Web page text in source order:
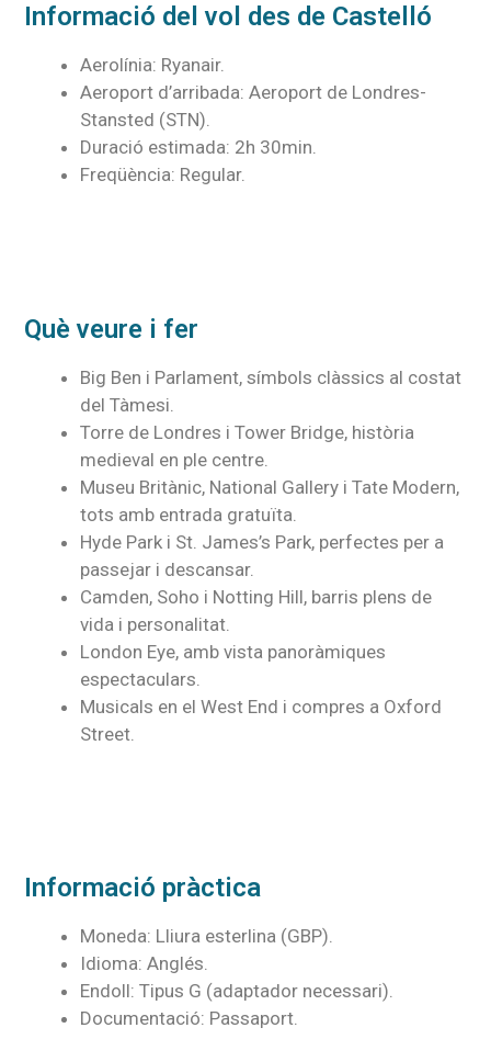
Informació del vol des de Castelló
Aerolínia: Ryanair.
Aeroport d’arribada: Aeroport de Londres-
Stansted (STN).
Duració estimada: 2h 30min.
Freqüència: Regular.
Què veure i fer
Big Ben i Parlament, símbols clàssics al costat
del Tàmesi.
Torre de Londres i Tower Bridge, història
medieval en ple centre.
Museu Britànic, National Gallery i Tate Modern,
tots amb entrada gratuïta.
Hyde Park i St. James’s Park, perfectes per a
passejar i descansar.
Camden, Soho i Notting Hill, barris plens de
vida i personalitat.
London Eye, amb vista panoràmiques
espectaculars.
Musicals en el West End i compres a Oxford
Street.
Informació pràctica
Moneda: Lliura esterlina (GBP).
Idioma: Anglés.
Endoll: Tipus G (adaptador necessari).
Documentació: Passaport.